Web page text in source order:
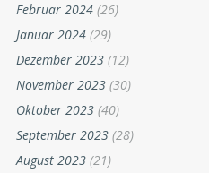
Februar 2024 (26)
Januar 2024 (29)
Dezember 2023 (12)
November 2023 (30)
Oktober 2023 (40)
September 2023 (28)
August 2023 (21)